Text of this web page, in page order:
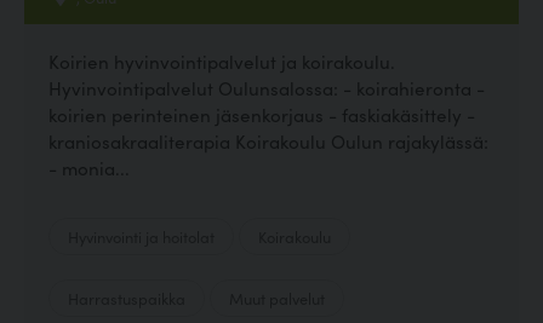
Koirien hyvinvointipalvelut ja koirakoulu.
Hyvinvointipalvelut Oulunsalossa: - koirahieronta -
koirien perinteinen jäsenkorjaus - faskiakäsittely -
kraniosakraaliterapia Koirakoulu Oulun rajakylässä:
- monia...